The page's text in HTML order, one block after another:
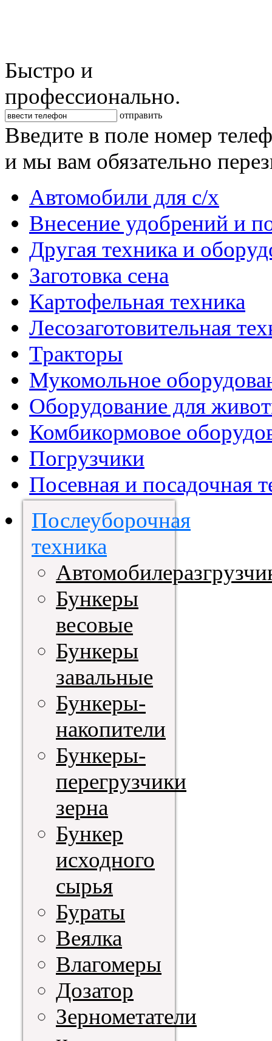
Быстро и
профессионально.
отправить
Введите в поле номер
и мы вам обязательно
Автомобили для с/х
Внесение удобрений и
Другая техника и
Заготовка сена
Картофельная техника
Лесозаготовительная
Тракторы
Мукомольное
Оборудование для
Комбикормовое
Погрузчики
Посевная и посадочная
Послеуборочная
техника
Бункеры
весовые
Бункеры
завальные
Бункеры-
накопители
Бункеры-
перегрузчики
зерна
Бункер
исходного
сырья
Бураты
Веялка
Влагомеры
Дозатор
Зернометатели